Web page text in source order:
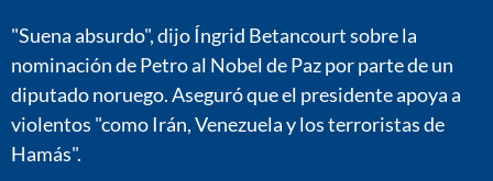
"Suena absurdo", dijo Íngrid Betancourt sobre la
nominación de Petro al Nobel de Paz por parte de un
diputado noruego. Aseguró que el presidente apoya a
violentos "como Irán, Venezuela y los terroristas de
Hamás".